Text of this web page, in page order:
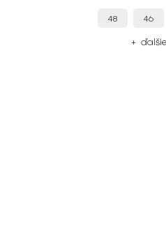
48 46
+ ďalšie